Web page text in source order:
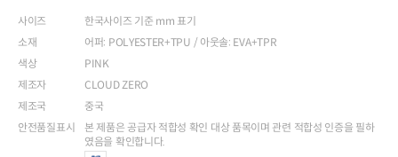
사이즈
한국사이즈 기준 mm 표기
소재
어퍼: POLYESTER+TPU / 아웃솔: EVA+TPR
색상
PINK
제조자
CLOUD ZERO
제조국
중국
안전품질표시
본 제품은 공급자 적합성 확인 대상 품목이며 관련 적합성 인증을 필하
였음을 확인합니다.